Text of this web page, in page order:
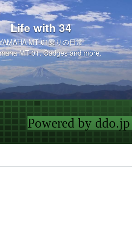
Life with 34
MT-01乗りの日常
MT-01, Gadges and more.